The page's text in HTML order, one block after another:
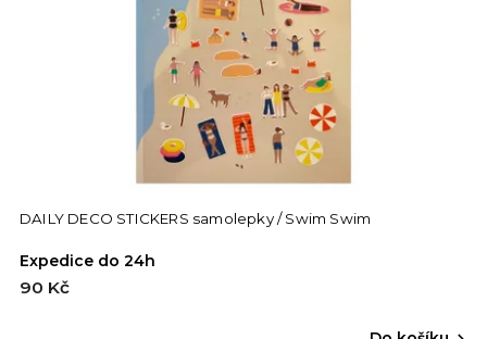
DAILY DECO STICKERS samolepky / Swim Swim
Expedice do 24h
90 Kč